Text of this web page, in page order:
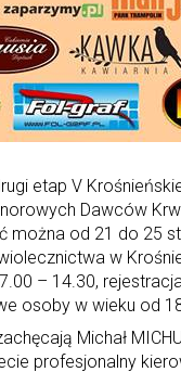
etap V
Dawców
można od 21 do 25
w
– 14.30,
osoby w wieku od
Michał
profesjonalny